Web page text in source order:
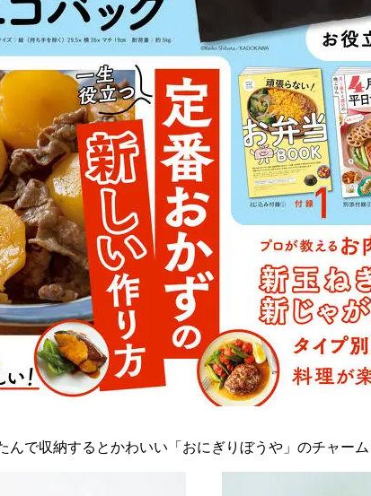
で収納するとかわいい「おにぎりぼうや」のチャー